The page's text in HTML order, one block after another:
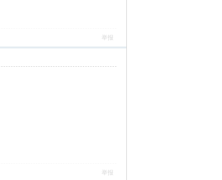
举报
举报